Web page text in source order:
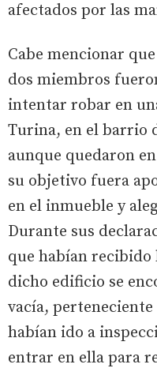
afectados por las
Cabe mencionar
dos miembros
intentar robar en
Turina, en el barrio
aunque quedaron
su objetivo fuera
en el inmueble y
Durante sus
que habían
dicho edificio se
vacía, perteneciente
habían ido a
entrar en ella para